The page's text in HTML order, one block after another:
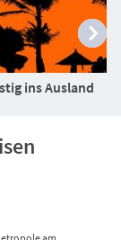
ins Ausland